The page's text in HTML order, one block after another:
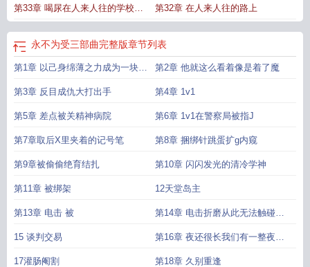
Y样
第33章 喝尿在人来人往的学校厕
所用电动按摩棒
第32章 在人来人往的路上
永不为受三部曲完整版章节列表
第1章 以己身绵薄之力成为一块基
石为祖国的建设添砖加瓦
第2章 他就这么看着像是着了魔
第3章 反目成仇大打出手 第4章 1v1
第5章 差点被关精神病院 第6章 1v1在警察局被指J
第7章取后X里夹着的记号笔 第8章 捆绑针跳蛋扩g内窥
第9章被偷偷绝育结扎 第10章 闪闪发光的清冷学神
第11章 被绑架 12天堂岛主
第13章 电击 被 第14章 电击折磨从此无法触碰女
人
15 谈判交易 第16章 夜还很长我们有一整夜可
以狂欢
17灌肠阉割 第18章 久别重逢